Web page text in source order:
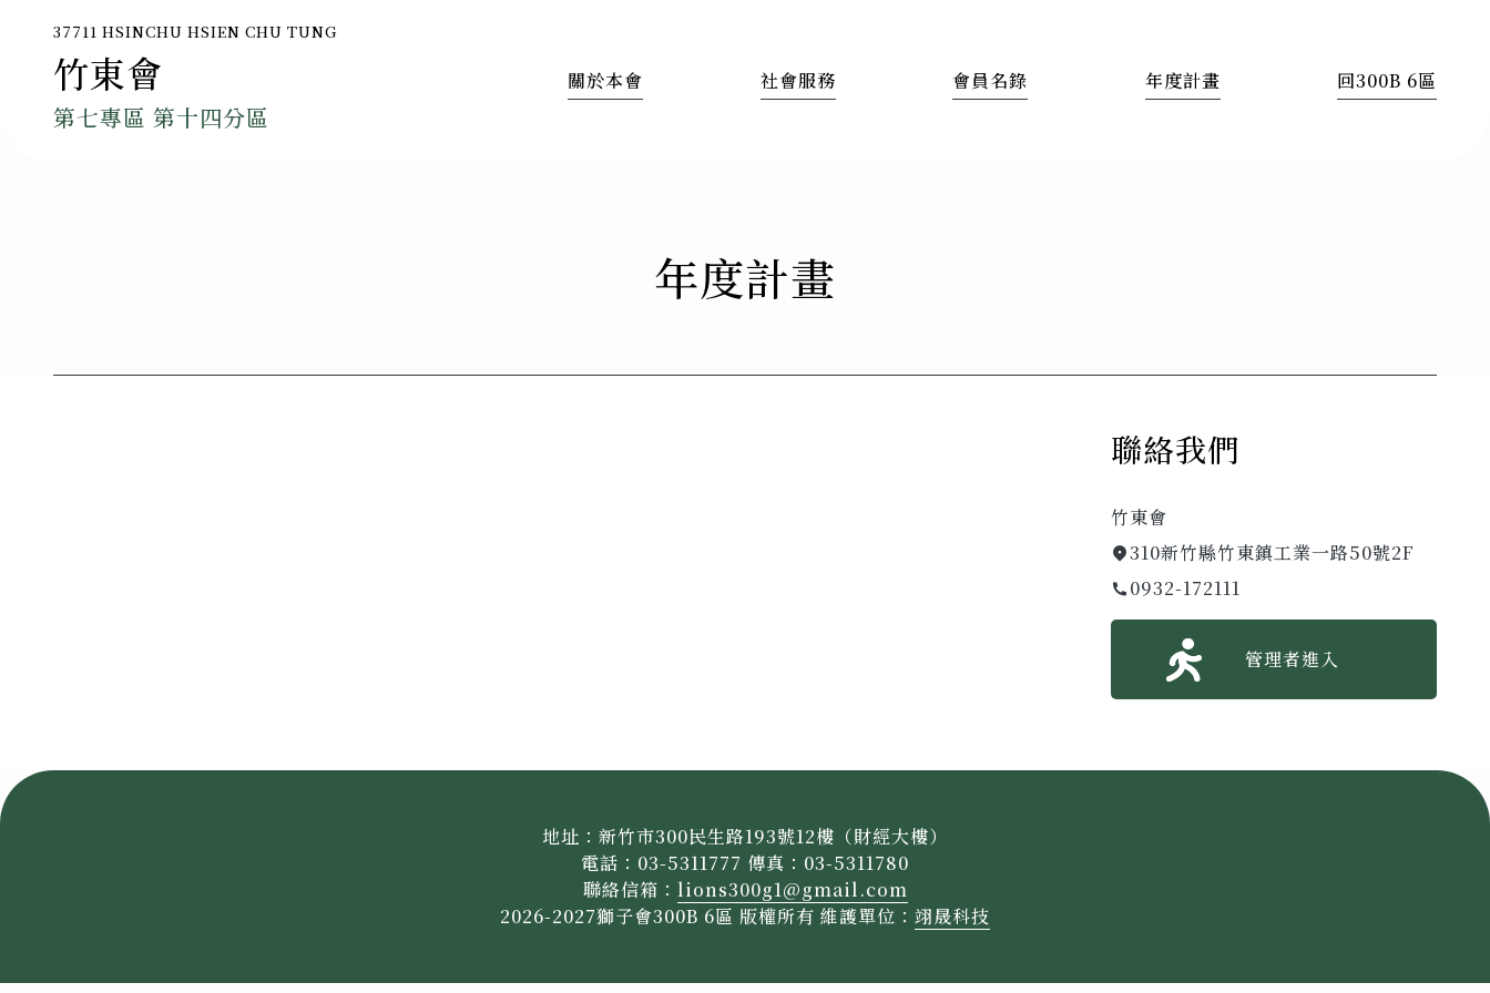
37711 HSINCHU HSIEN CHU TUNG
竹東會
第七專區 第十四分區
關於本會 社會服務 會員名錄 年度計畫 回300B 6區
年度計畫
聯絡我們
竹東會
310新竹縣竹東鎮工業一路50號2F
0932-172111
管理者進入
地址：新竹市300民生路193號12樓（財經大樓）
電話：03-5311777 傳真：03-5311780
聯絡信箱： lions300g1@gmail.com
2026-2027獅子會300B 6區 版權所有 維護單位： 翊晟科技